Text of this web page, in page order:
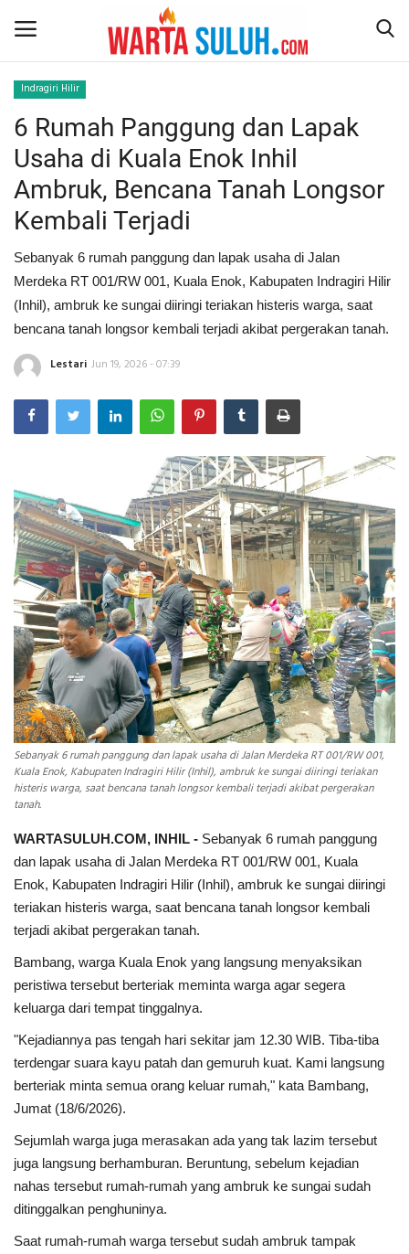
Home
NEWS
JAZIRAH RIAU
POLITIK
EKSBIS
PSPS PEKANBARU
LIFESTYLE
HEALTHY
Indragiri Hilir
6 Rumah Panggung dan Lapak
Usaha di Kuala Enok Inhil
Ambruk, Bencana Tanah Longsor
Kembali Terjadi
Sebanyak 6 rumah panggung dan lapak usaha di Jalan
Merdeka RT 001/RW 001, Kuala Enok, Kabupaten Indragiri Hilir
(Inhil), ambruk ke sungai diiringi teriakan histeris warga, saat
bencana tanah longsor kembali terjadi akibat pergerakan tanah.
Lestari Jun 19, 2026 - 07:39
Sebanyak 6 rumah panggung dan lapak usaha di Jalan Merdeka RT 001/RW 001,
Kuala Enok, Kabupaten Indragiri Hilir (Inhil), ambruk ke sungai diiringi teriakan
histeris warga, saat bencana tanah longsor kembali terjadi akibat pergerakan
tanah.
WARTASULUH.COM, INHIL - Sebanyak 6 rumah panggung
dan lapak usaha di Jalan Merdeka RT 001/RW 001, Kuala
Enok, Kabupaten Indragiri Hilir (Inhil), ambruk ke sungai diiringi
teriakan histeris warga, saat bencana tanah longsor kembali
terjadi akibat pergerakan tanah.
Bambang, warga Kuala Enok yang langsung menyaksikan
peristiwa tersebut berteriak meminta warga agar segera
keluarga dari tempat tinggalnya.
"Kejadiannya pas tengah hari sekitar jam 12.30 WIB. Tiba-tiba
terdengar suara kayu patah dan gemuruh kuat. Kami langsung
berteriak minta semua orang keluar rumah," kata Bambang,
Jumat (18/6/2026).
Sejumlah warga juga merasakan ada yang tak lazim tersebut
juga langsung berhamburan. Beruntung, sebelum kejadian
nahas tersebut rumah-rumah yang ambruk ke sungai sudah
ditinggalkan penghuninya.
Saat rumah-rumah warga tersebut sudah ambruk tampak